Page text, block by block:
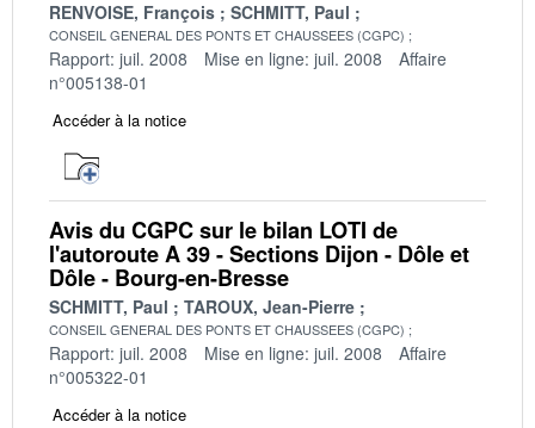
RENVOISE, François SCHMITT, Paul
CONSEIL GENERAL DES PONTS ET CHAUSSEES (CGPC)
Rapport: juil. 2008 Mise en ligne: juil. 2008
Affaire
n°005138-01
Accéder à la notice
Avis du CGPC sur le bilan LOTI de
l'autoroute A 39 - Sections Dijon - Dôle et
Dôle - Bourg-en-Bresse
SCHMITT, Paul TAROUX, Jean-Pierre
CONSEIL GENERAL DES PONTS ET CHAUSSEES (CGPC)
Rapport: juil. 2008 Mise en ligne: juil. 2008
Affaire
n°005322-01
Accéder à la notice